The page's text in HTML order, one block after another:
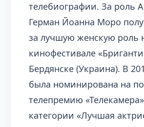
телебиографии. За роль
Герман Йоанна Моро
за лучшую женскую роль
кинофестивале
Бердянске (Украина). В
была номинирована на
телепремию
категории «Лучшая